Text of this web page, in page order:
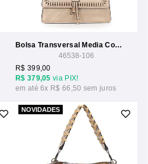
Bolsa Transversal Media Com Detalhe Laser E Alca Corrente
46538-106
R$ 379,05 via PIX!
R$ 399,00
6x R$ 66,50
NOVIDADES